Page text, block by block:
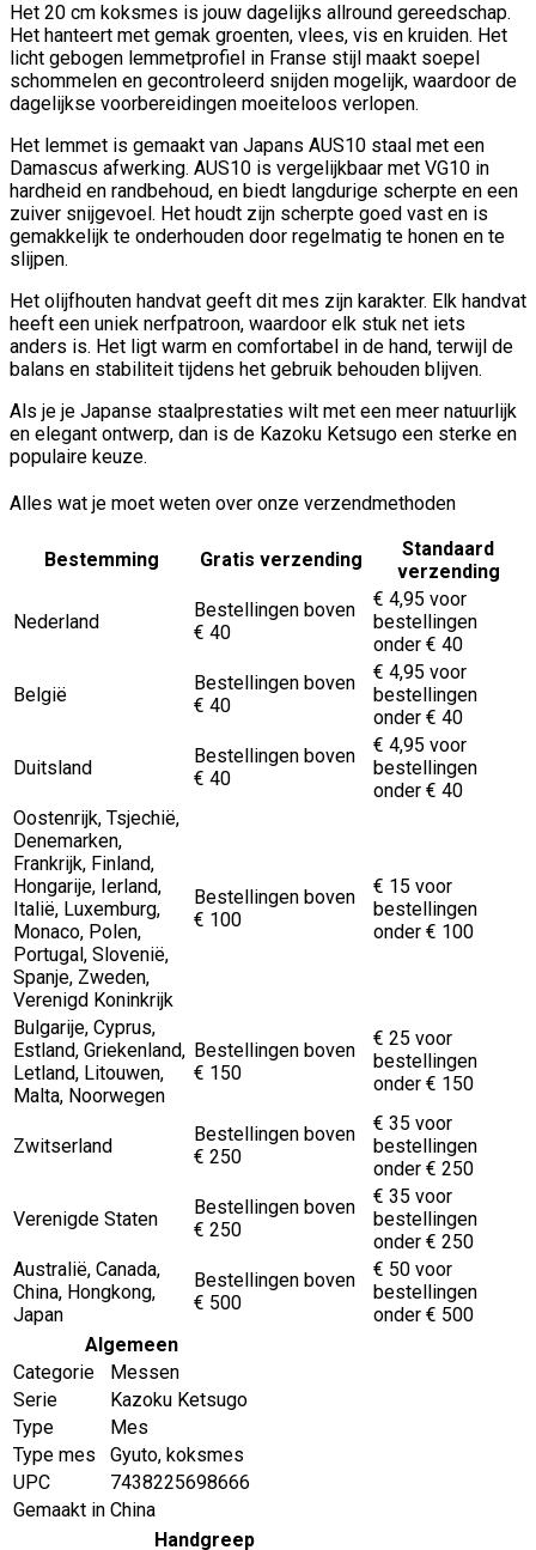
Het 20 cm koksmes is jouw dagelijks allround gereedschap.
Het hanteert met gemak groenten, vlees, vis en kruiden. Het
licht gebogen lemmetprofiel in Franse stijl maakt soepel
schommelen en gecontroleerd snijden mogelijk, waardoor de
dagelijkse voorbereidingen moeiteloos verlopen.
Het lemmet is gemaakt van Japans AUS10 staal met een
Damascus afwerking. AUS10 is vergelijkbaar met VG10 in
hardheid en randbehoud, en biedt langdurige scherpte en een
zuiver snijgevoel. Het houdt zijn scherpte goed vast en is
gemakkelijk te onderhouden door regelmatig te honen en te
slijpen.
Het olijfhouten handvat geeft dit mes zijn karakter. Elk handvat
heeft een uniek nerfpatroon, waardoor elk stuk net iets
anders is. Het ligt warm en comfortabel in de hand, terwijl de
balans en stabiliteit tijdens het gebruik behouden blijven.
Als je je Japanse staalprestaties wilt met een meer natuurlijk
en elegant ontwerp, dan is de Kazoku Ketsugo een sterke en
populaire keuze.
Alles wat je moet weten over onze verzendmethoden
Bestemming Gratis verzending
Standaard
verzending
Nederland
Bestellingen boven
€ 40
€ 4,95 voor
bestellingen
onder € 40
België
Bestellingen boven
€ 40
€ 4,95 voor
bestellingen
onder € 40
Duitsland
Bestellingen boven
€ 40
€ 4,95 voor
bestellingen
onder € 40
Oostenrijk, Tsjechië,
Denemarken,
Frankrijk, Finland,
Hongarije, Ierland,
Italië, Luxemburg,
Monaco, Polen,
Portugal, Slovenië,
Spanje, Zweden,
Verenigd Koninkrijk
Bestellingen boven
€ 100
€ 15 voor
bestellingen
onder € 100
Bulgarije, Cyprus,
Estland, Griekenland,
Letland, Litouwen,
Malta, Noorwegen
Bestellingen boven
€ 150
€ 25 voor
bestellingen
onder € 150
Zwitserland
Bestellingen boven
€ 250
€ 35 voor
bestellingen
onder € 250
Verenigde Staten
Bestellingen boven
€ 250
€ 35 voor
bestellingen
onder € 250
Australië, Canada,
China, Hongkong,
Japan
Bestellingen boven
€ 500
€ 50 voor
bestellingen
onder € 500
Algemeen
Categorie
Messen
Serie
Kazoku Ketsugo
Type
Mes
Type mes
Gyuto, koksmes
UPC
7438225698666
Gemaakt in China
Handgreep